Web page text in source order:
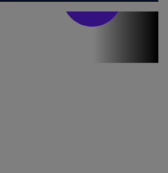
Stirile PRO TV